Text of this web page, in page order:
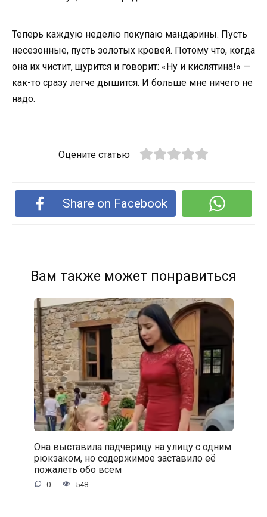
Теперь каждую неделю покупаю мандарины. Пусть
несезонные, пусть золотых кровей. Потому что, когда
она их чистит, щурится и говорит: «Ну и кислятина!» —
как-то сразу легче дышится. И больше мне ничего не
надо.
Оцените статью
Share on Facebook
Вам также может понравиться
Она выставила падчерицу на улицу с одним
рюкзаком, но содержимое заставило её
пожалеть обо всем
0 548